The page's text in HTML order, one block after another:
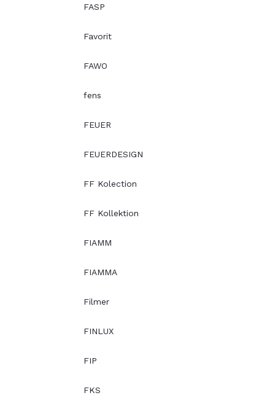
FASP
Favorit
FAWO
fens
FEUER
FEUERDESIGN
FF Kolection
FF Kollektion
FIAMM
FIAMMA
Filmer
FINLUX
FIP
FKS